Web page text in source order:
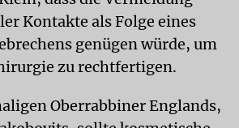
Kontakte als Folge eines
genügen würde, um
zu rechtfertigen.
Oberrabbiner Englands,